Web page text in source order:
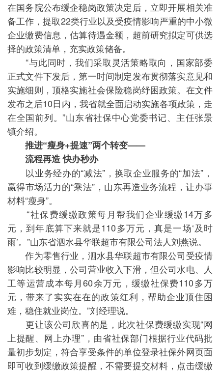
在国务院公布缓企稳岗政策决定后，立即开展相关准
备工作，提取22类行业以及受疫情影响严重的中小微
企业缴费信息，估算待遇金额，超前研究拟定可供选
择的政策清单，充实政策储备。
“与此同时，我们采取灵活策略取向，国家部委
正式文件下发后，第一时间制定发布贯彻落实意见和
实施细则，顶格实施社会保险稳岗纾困政策。在文件
发布之后10日内，我省就全面启动实施各项政策，走
在全国前列。”山东省社保中心党委书记、主任张景
镇介绍。
推进“瘦身+提速”两个转变——
流程再造 快办秒办
以业务经办的“减法”，换取企业服务的“加法”，
赢得市场活力的“乘法”，山东再造业务流程，让办事
材料“瘦身”。
“社保费缓缴政策每月帮我们企业缓缴14万多
元，到年底算下来就是110多万元，真是一场‘及时
雨’。”山东省泗水县华联超市有限公司法人刘燕说。
作为零售行业，泗水县华联超市有限公司受疫情
影响比较明显，公司营业收入下滑，但公司水电、人
工等运营成本每月60余万元，缓缴社保费110多万
元，带来了实实在在的政策红利，帮助企业顶住困
难，稳住就业岗位。”刘经理说。
更让该公司欣喜的是，此次社保费缓缴实现“网
上提醒、网上办理”，由省社保部门根据行业代码批
量初步划定，符合享受条件的单位登录社保外网页面
即可收到缓缴政策提醒，不需要提交材料，点击缓缴